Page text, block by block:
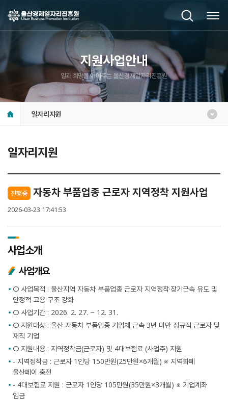
지원사업안내
일과 희망을 이어주는 울산경제일자리진흥원
일자리지원
일자리지원
진행중 자동차 부품업종 근로자 지역정착 지원사업
2026-03-23 17:41:53
사업소개
사업개요
○ 사업목적 : 울산지역 자동차 부품업종 근로자 지역정착·장기근속 유도 및
안정적 고용 구조 강화
○ 사업기간 : 2026. 2. 27. ~ 12. 31.
○ 지원대상 : 울산 자동차 부품업종 기업체 근속 3년 미만 정규직 근로자 및
재직 기업
○ 지원내용 : 지역정착금(근로자) 및 4대보험료 (사업주) 지원
- 지역정착금 : 근로자 1인당 150만원(25만원×6개월) ※ 지역화폐
울산페이 충전
- 4대보험료 지원 : 근로자 1인당 105만원(35만원×3개월) ※ 기업계좌
입금